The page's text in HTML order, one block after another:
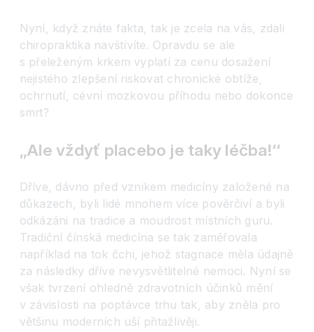
Nyní, když znáte fakta, tak je zcela na vás, zdali
chiropraktika navštívíte. Opravdu se ale
s přeleženým krkem vyplatí za cenu dosažení
nejistého zlepšení riskovat chronické obtíže,
ochrnutí, cévní mozkovou příhodu nebo dokonce
smrt?
‚‚Ale vždyť placebo je taky léčba!‘‘
Dříve, dávno před vznikem medicíny založené na
důkazech, byli lidé mnohem více pověrčiví a byli
odkázáni na tradice a moudrost místních guru.
Tradiční čínská medicína se tak zaměřovala
například na tok čchi, jehož stagnace měla údajně
za následky dříve nevysvětlitelné nemoci. Nyní se
však tvrzení ohledně zdravotních účinků mění
v závislosti na poptávce trhu tak, aby zněla pro
většinu moderních uší přitažlivěji.